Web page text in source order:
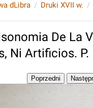
dLibra Druki XVII w.
De La
Ni Artificios. P.